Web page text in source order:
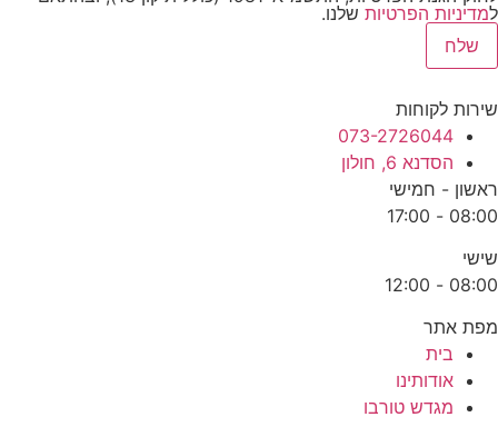
הפרטיותשלנו.
שלח
לקוחות
073-2726044
הסדנא 6, חולון
- חמישי
08:00 -
08:00 -
אתר
בית
אודותינו
מגדש טורבו